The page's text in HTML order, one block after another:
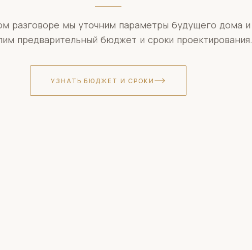
разговоре мы уточним параметры будущего дома и
предварительный бюджет и сроки проектирования.
УЗНАТЬ БЮДЖЕТ И СРОКИ